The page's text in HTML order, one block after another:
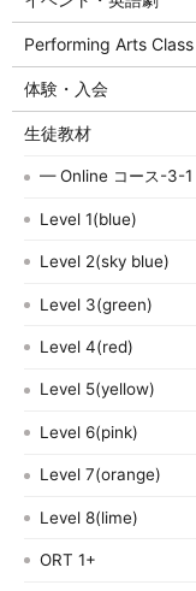
Performing Arts Class
体験・入会
生徒教材
— Online コース-3-1
Level 1(blue)
Level 2(sky blue)
Level 3(green)
Level 4(red)
Level 5(yellow)
Level 6(pink)
Level 7(orange)
Level 8(lime)
ORT 1+